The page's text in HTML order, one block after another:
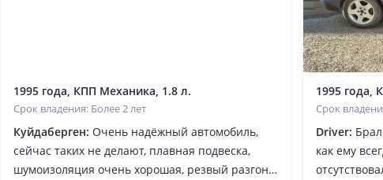
1995 года, КПП Механика, 1.8 л.
Срок владения: Более 2 лет
Куйдаберген: Очень надёжный автомобиль,
сейчас таких не делают, плавная подвеска,
шумоизоляция очень хорошая, резвый разгон
1995 года,
Срок
Driver:
как ему